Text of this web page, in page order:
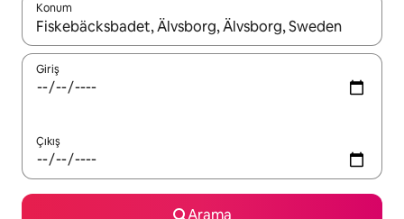
Konum
Sonuçlar kullanılabilir olduğunda yukarı ve aşağı oklarıyla
Giriş
Çıkış
Arama